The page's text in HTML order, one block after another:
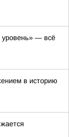
— всё
в историю